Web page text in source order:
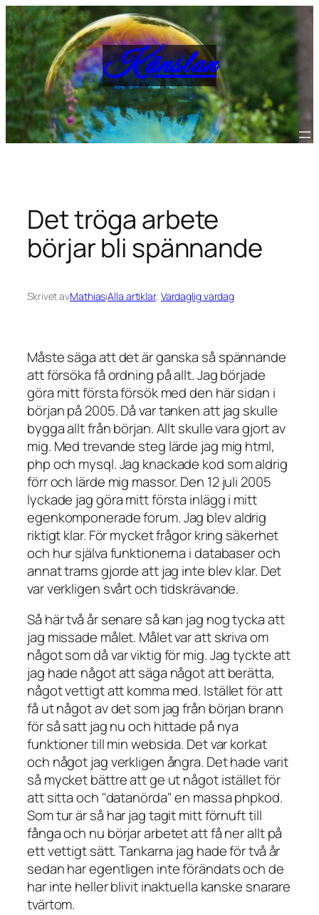
Hoppa
till
innehåll
Känslan
Det tröga arbete
börjar bli spännande
Skrivet avMathiasiAlla artiklar, Vardaglig vardag
Måste säga att det är ganska så spännande
att försöka få ordning på allt. Jag började
göra mitt första försök med den här sidan i
början på 2005. Då var tanken att jag skulle
bygga allt från början. Allt skulle vara gjort av
mig. Med trevande steg lärde jag mig html,
php och mysql. Jag knackade kod som aldrig
förr och lärde mig massor. Den 12 juli 2005
lyckade jag göra mitt första inlägg i mitt
egenkomponerade forum. Jag blev aldrig
riktigt klar. För mycket frågor kring säkerhet
och hur själva funktionerna i databaser och
annat trams gjorde att jag inte blev klar. Det
var verkligen svårt och tidskrävande.
Så här två år senare så kan jag nog tycka att
jag missade målet. Målet var att skriva om
något som då var viktig för mig. Jag tyckte att
jag hade något att säga något att berätta,
något vettigt att komma med. Istället för att
få ut något av det som jag från början brann
för så satt jag nu och hittade på nya
funktioner till min websida. Det var korkat
och något jag verkligen ångra. Det hade varit
så mycket bättre att ge ut något istället för
att sitta och "datanörda" en massa phpkod.
Som tur är så har jag tagit mitt förnuft till
fånga och nu börjar arbetet att få ner allt på
ett vettigt sätt. Tankarna jag hade för två år
sedan har egentligen inte förändats och de
har inte heller blivit inaktuella kanske snarare
tvärtom.